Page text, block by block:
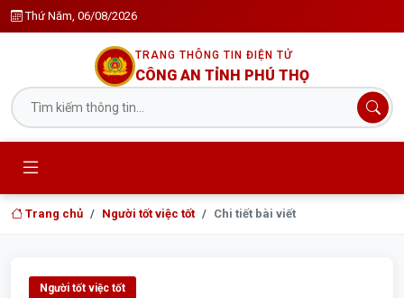
Thứ Năm, 06/08/2026
TRANG THÔNG TIN ĐIỆN TỬ
CÔNG AN TỈNH PHÚ THỌ
Trang chủ Người tốt việc tốt Chi tiết bài viết
Người tốt việc tốt